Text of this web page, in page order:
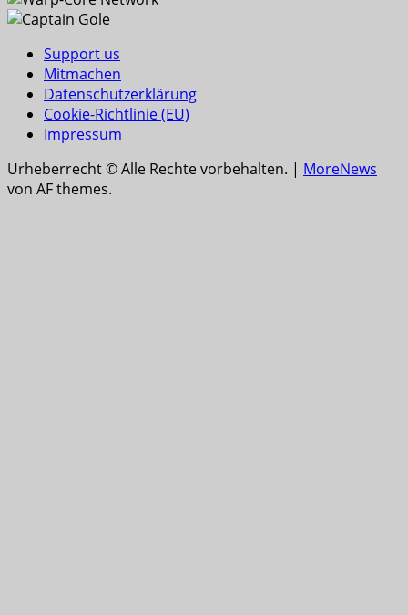
Support us
Mitmachen
Datenschutzerklärung
Cookie-Richtlinie (EU)
Impressum
Urheberrecht © Alle Rechte vorbehalten. | MoreNews
von AF themes.